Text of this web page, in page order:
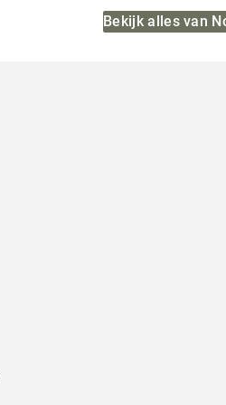
Bekijk alles van